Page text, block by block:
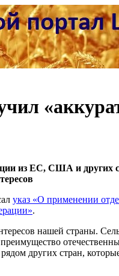
из ЕС, США и других
указ «О применении
.
нашей страны.
преимущество
других стран,